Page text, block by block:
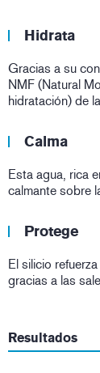
Hidrata
Gracias a su
NMF (Natural
hidratación) de
Calma
Esta agua, rica
calmante sobre
Protege
El silicio
gracias a las
Resultados